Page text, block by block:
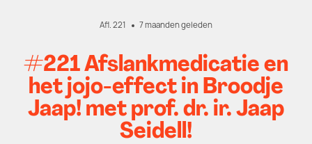
Afl. 221 7 maanden geleden
#221 Afslankmedicatie en
het jojo-effect in Broodje
Jaap! met prof. dr. ir. Jaap
Seidell!